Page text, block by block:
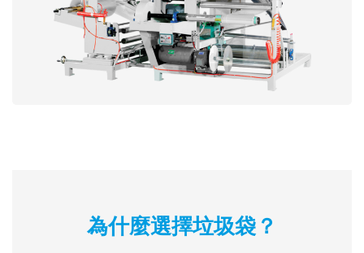
為什麼選擇垃圾袋？